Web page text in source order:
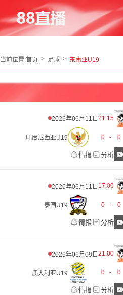
当前位置:首页 足球 东南亚U19
2026年06月11日 21:15
印度尼西亚U19 0 - 0
情报 分析
2026年06月11日 17:00
泰国U19 0 - 0
情报 分析
2026年06月09日 21:00
澳大利亚U19 0 - 0
情报 分析